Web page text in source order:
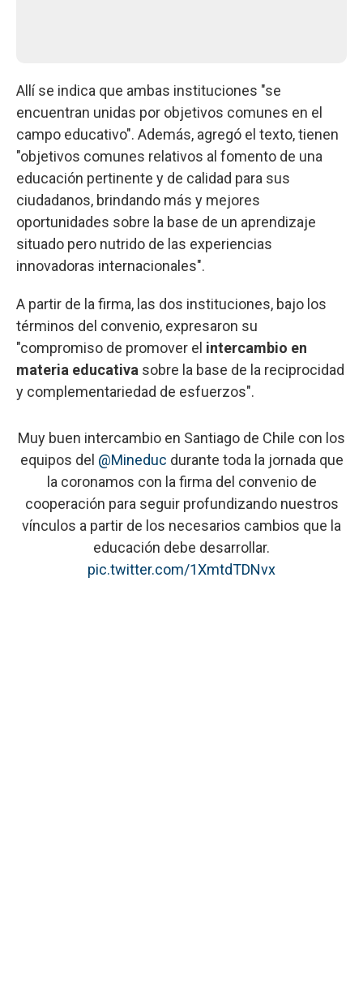
Allí se indica que ambas instituciones "se
encuentran unidas por objetivos comunes en el
campo educativo". Además, agregó el texto, tienen
"objetivos comunes relativos al fomento de una
educación pertinente y de calidad para sus
ciudadanos, brindando más y mejores
oportunidades sobre la base de un aprendizaje
situado pero nutrido de las experiencias
innovadoras internacionales".
A partir de la firma, las dos instituciones, bajo los
términos del convenio, expresaron su
"compromiso de promover el intercambio en
materia educativa sobre la base de la reciprocidad
y complementariedad de esfuerzos".
Muy buen intercambio en Santiago de Chile con los
equipos del @Mineduc durante toda la jornada que
la coronamos con la firma del convenio de
cooperación para seguir profundizando nuestros
vínculos a partir de los necesarios cambios que la
educación debe desarrollar.
pic.twitter.com/1XmtdTDNvx